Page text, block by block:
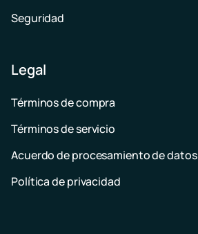
Seguridad
Legal
Términos de compra
Términos de servicio
Acuerdo de procesamiento de datos
Política de privacidad